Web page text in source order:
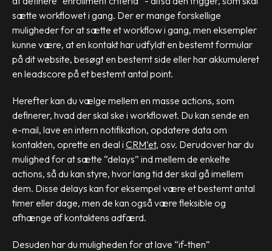
sætte workflowet i gang. Der er mange forskellige
muligheder for at sætte et workflow i gang, men eksempler
kunne være, at en kontakt har udfyldt en bestemt formular
på dit website, besøgt en bestemt side eller har akkumuleret
en leadscore på et bestemt antal point.
Herefter kan du vælge mellem en masse actions, som
definerer, hvad der skal ske i workflowet. Du kan sende en
e-mail, lave en intern notifikation, opdatere data om
kontakten, oprette en deal i CRM’et, osv. Derudover har du
mulighed for at sætte “delays” ind mellem de enkelte
actions, så du kan styre, hvor lang tid der skal gå imellem
dem. Disse delays kan for eksempel være et bestemt antal
timer eller dage, men de kan også være fleksible og
afhænge af kontaktens adfærd.
Desuden har du muligheden for at lave “if-then”